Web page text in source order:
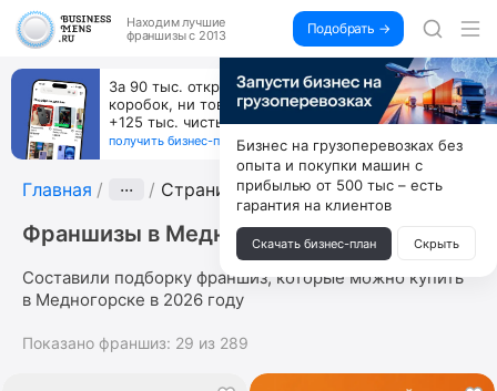
Находим лучшие
франшизы с 2013
Подобрать →
За 90 тыс. открой магазин на Авито, дома ни
коробок, ни товара, ни склада, зато каждый месяц
+125 тыс. чистыми
получить бизнес-план ↓
Главная ··· Страница 3
Франшизы в Медногорске
Составили подборку франшиз, которые можно купить
в Медногорске в 2026 году
Показано франшиз: 29 из 289
Бизнес на грузоперевозках без
опыта и покупки машин с
прибылью от 500 тыс – есть
гарантия на клиентов
Скачать бизнес-план Скрыть